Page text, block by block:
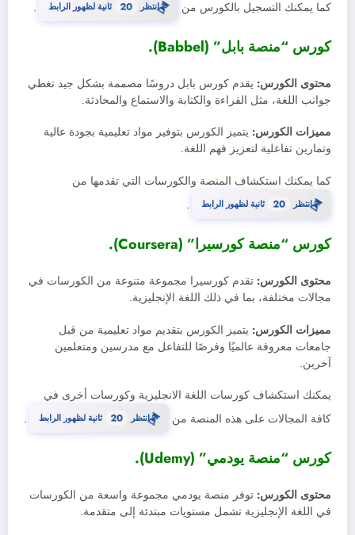
كما يمكنك التسجيل بالكورس من ⏳انتظر 20 ثانية لظهور الرابط .
كورس “منصة بابل” (Babbel).
محتوى الكورس: يقدم كورس بابل دروسًا مصممة بشكل جيد تغطي
جوانب اللغة، مثل القراءة والكتابة والاستماع والمحادثة.
مميزات الكورس: يتميز الكورس بتوفير مواد تعليمية بجودة عالية
وتمارين تفاعلية لتعزيز فهم اللغة.
كما يمكنك استكشاف المنصة والكورسات التي تقدمها من
⏳انتظر 20 ثانية لظهور الرابط .
كورس “منصة كورسيرا” (Coursera).
محتوى الكورس: تقدم كورسيرا مجموعة متنوعة من الكورسات في
مجالات مختلفة، بما في ذلك اللغة الإنجليزية.
مميزات الكورس: يتميز الكورس بتقديم مواد تعليمية من قبل
جامعات معروفة عالميًا وفرصًا للتفاعل مع مدرسين ومتعلمين
آخرين.
يمكنك استكشاف كورسات اللغة الانجليزية وكورسات أخرى في
كافة المجالات على هذه المنصة من
⏳انتظر 20 ثانية لظهور الرابط .
كورس “منصة يودمي” (Udemy).
محتوى الكورس: توفر منصة يودمي مجموعة واسعة من الكورسات
في اللغة الإنجليزية تشمل مستويات مبتدئة إلى متقدمة.